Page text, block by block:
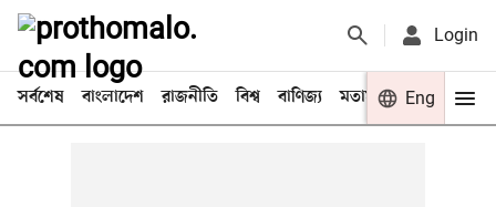
Login
সর্বশেষ বাংলাদেশ রাজনীতি বিশ্ব বাণিজ্য মতামত খেলা
Eng